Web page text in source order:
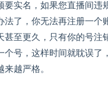
要实名，如果您直播间违
法了，你无法再注册一个
甚至更久，只有你的号注
个号，这样时间就耽误了
越严格。